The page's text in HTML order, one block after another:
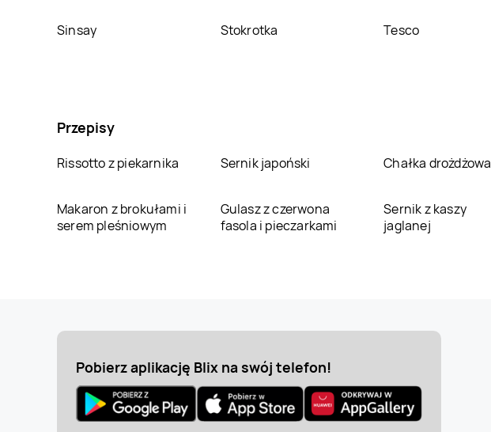
Sinsay Stokrotka Tesco
Przepisy
Rissotto z piekarnika Sernik japoński Chałka drożdżowa
Makaron z brokułami i
serem pleśniowym
Gulasz z czerwona
fasola i pieczarkami
Sernik z kaszy
jaglanej
Pobierz aplikację Blix na swój telefon!